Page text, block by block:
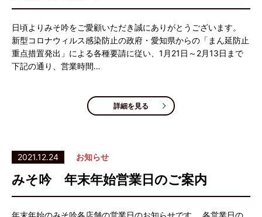
日頃よりみそ吟をご愛顧いただき誠にありがとうございます。
新型コロナウィルス感染防止の政府・愛知県からの「まん延防止
重点措置発出」による各種要請に従い、1月21日～2月13日まで
下記の通り、営業時間…
詳細を見る
2021.12.24 お知らせ
みそ吟 年末年始営業日のご案内
年末年始のみそ吟各店舗の営業日のお知らせです。 各営業日の